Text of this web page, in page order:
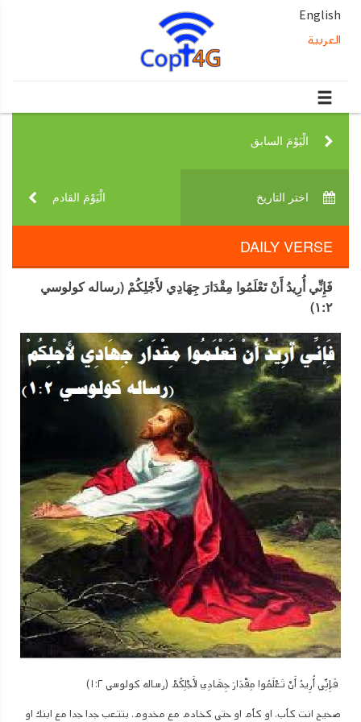
English
العربية
الْيَوْمَ السابق‎
الْيَوْمَ القادم‎ اختر التاريخ‎
DAILY VERSE
فَإِنِّي أُرِيدُ أَنْ تَعْلَمُوا مِقْدَارَ جِهَادِي لأَجْلِكُمْ (رساله كولوسي
١:٢)
فَإِنِّي أُرِيدُ أَنْ تَعْلَمُوا مِقْدَارَ جِهَادِي لأَجْلِكُمْ (رساله كولوسي ١:٢)
صحيح انت كأب. او كأم او حتي كخادم مع مخدوم. بتتعب جدا جدا مع ابنك او